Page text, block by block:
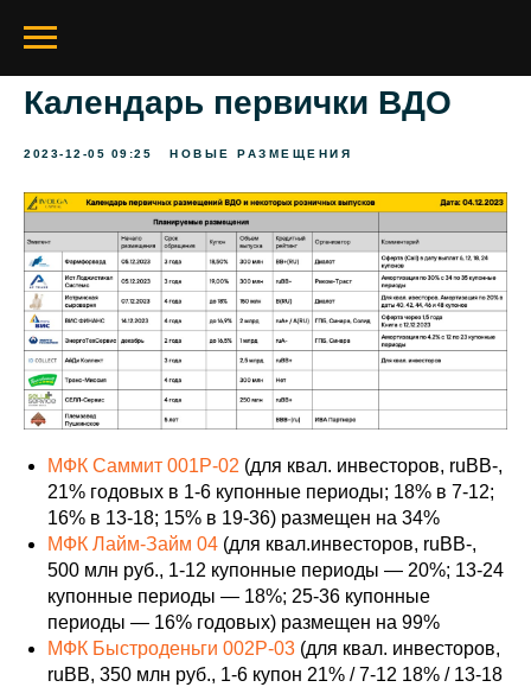
Календарь первички ВДО
2023-12-05 09:25 НОВЫЕ РАЗМЕЩЕНИЯ
МФК Саммит 001Р-02 (для квал. инвесторов, ruBB-,
21% годовых в 1-6 купонные периоды; 18% в 7-12;
16% в 13-18; 15% в 19-36) размещен на 34%
МФК Лайм-Займ 04 (для квал.инвесторов, ruBB-,
500 млн руб., 1-12 купонные периоды — 20%; 13-24
купонные периоды — 18%; 25-36 купонные
периоды — 16% годовых) размещен на 99%
МФК Быстроденьги 002P-03 (для квал. инвесторов,
ruBB, 350 млн руб., 1-6 купон 21% / 7-12 18% / 13-18